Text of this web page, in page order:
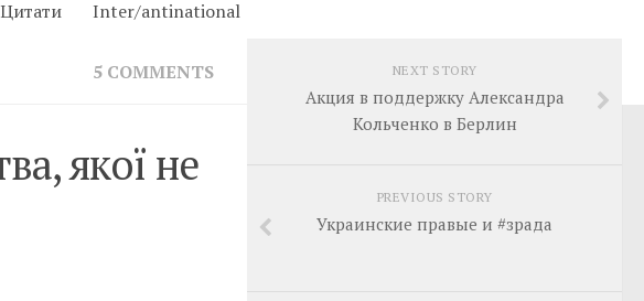
Цитати Inter/antinational
5 COMMENTS
якої не
NEXT STORY
Акция в поддержку Александра
Кольченко в Берлин
PREVIOUS STORY
Украинские правые и #зрада